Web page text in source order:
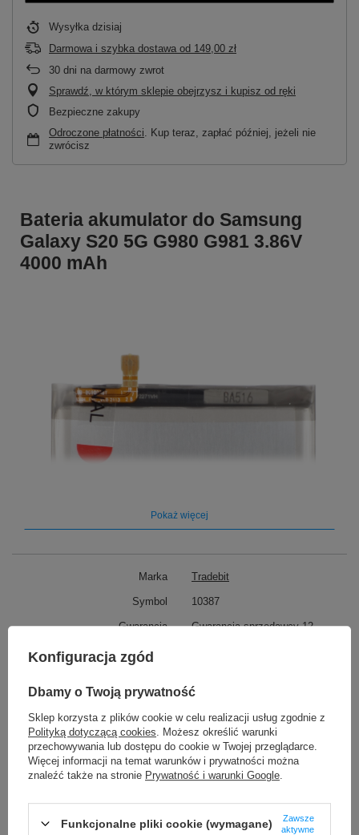
Wysyłka dzisiaj
Darmowa i szybka dostawa od 149,00 zł
30 dni na darmowy zwrot
Sprawdź, w którym sklepie obejrzysz i kupisz od ręki
Bezpieczne zakupy
Odroczone płatności . Kup teraz, zapłać później, jeżeli nie
zwrócisz
Bateria akumulator do Samsung
Galaxy S20 5G G980 G981 3.86V
4000 mAh
↘️ Najważniejsze informacje:
mAh Twój smartfon działa dłużej na jednym ładowaniu,
ograniczając potrzebę częstego doładowywania
Pokaż więcej
Marka Tradebit
Symbol 10387
Gwarancja
Gwarancja sprzedawcy 12
Pasuje do marki
Pasuje do modelu Galaxy S20 5G G980 G981
Model baterii EB-BG980ABY
Pojemność akumulatora 4000 mAh
Napięcie 3.86V
Konfiguracja zgód
Dbamy o Twoją prywatność
Sklep korzysta z plików cookie w celu realizacji usług zgodnie z
Polityką dotyczącą cookies . Możesz określić warunki
przechowywania lub dostępu do cookie w Twojej przeglądarce.
Więcej informacji na temat warunków i prywatności można
znaleźć także na stronie Prywatność i warunki Google
Funkcjonalne pliki cookie (wymagane)
Zawsze
aktywne